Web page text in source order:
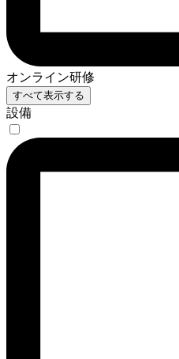
オンライン研修
すべて表示する
設備